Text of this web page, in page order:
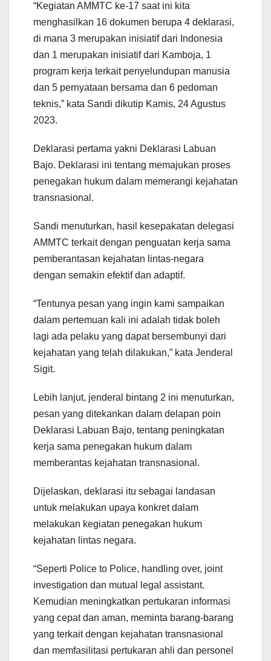
“Kegiatan AMMTC ke-17 saat ini kita
menghasilkan 16 dokumen berupa 4 deklarasi,
di mana 3 merupakan inisiatif dari Indonesia
dan 1 merupakan inisiatif dari Kamboja, 1
program kerja terkait penyelundupan manusia
dan 5 pernyataan bersama dan 6 pedoman
teknis,” kata Sandi dikutip Kamis, 24 Agustus
2023.
Deklarasi pertama yakni Deklarasi Labuan
Bajo. Deklarasi ini tentang memajukan proses
penegakan hukum dalam memerangi kejahatan
transnasional.
Sandi menuturkan, hasil kesepakatan delegasi
AMMTC terkait dengan penguatan kerja sama
pemberantasan kejahatan lintas-negara
dengan semakin efektif dan adaptif.
“Tentunya pesan yang ingin kami sampaikan
dalam pertemuan kali ini adalah tidak boleh
lagi ada pelaku yang dapat bersembunyi dari
kejahatan yang telah dilakukan,” kata Jenderal
Sigit.
Lebih lanjut, jenderal bintang 2 ini menuturkan,
pesan yang ditekankan dalam delapan poin
Deklarasi Labuan Bajo, tentang peningkatan
kerja sama penegakan hukum dalam
memberantas kejahatan transnasional.
Dijelaskan, deklarasi itu sebagai landasan
untuk melakukan upaya konkret dalam
melakukan kegiatan penegakan hukum
kejahatan lintas negara.
“Seperti Police to Police, handling over, joint
investigation dan mutual legal assistant.
Kemudian meningkatkan pertukaran informasi
yang cepat dan aman, meminta barang-barang
yang terkait dengan kejahatan transnasional
dan memfasilitasi pertukaran ahli dan personel